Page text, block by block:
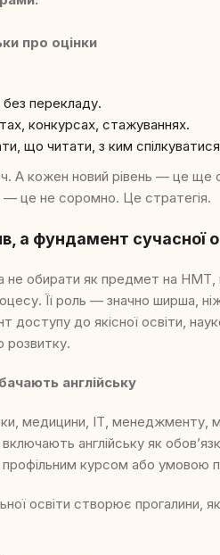
про оцінки
перекладу.
конкурсах, стажуваннях.
що читати, з ким
А кожен новий рівень — це ще
— це не соромно. Це стратегія.
а фундамент сучасної
не обирати як предмет на НМТ,
Її роль — значно ширша,
доступу до якісної освіти,
розвитку.
англійську
медицини, ІТ, менеджменту,
включають англійську як
профільним курсом або умовою
освіти створює прогалини,